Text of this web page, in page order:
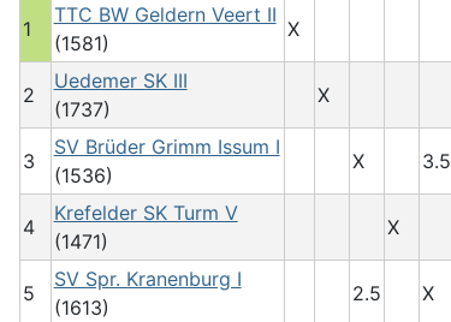
1
TTC BW Geldern Veert II
(1581)
X
2
Uedemer SK III
(1737)
X
3
SV Brüder Grimm Issum I
(1536)
X 3.5
4
Krefelder SK Turm V
(1471)
X
5
SV Spr. Kranenburg I
(1613)
2.5 X